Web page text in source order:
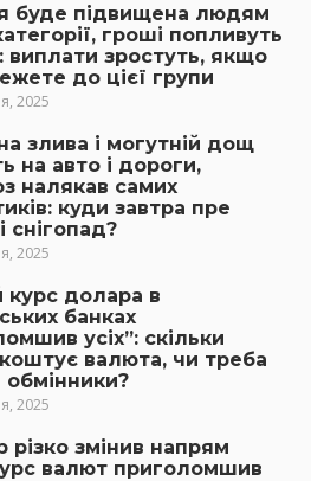
буде підвищена людям
гроші попливуть
виплати зростуть, якщо
до цієї групи
2025
злива і могутній дощ
на авто і дороги,
налякав самих
куди завтра пре
снігопад?
2025
курс долара в
банках
усіх”: скільки
валюта, чи треба
обмінники?
2025
різко змінив напрям
валют приголомшив